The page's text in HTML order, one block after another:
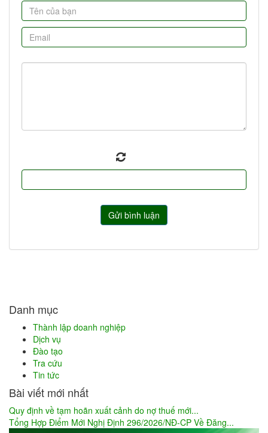
Danh mục
Thành lập doanh nghiệp
Dịch vụ
Đào tạo
Tra cứu
Tin tức
Bài viết mới nhất
Quy định về tạm hoãn xuất cảnh do nợ thuế mới...
Tổng Hợp Điểm Mới Nghị Định 296/2026/NĐ-CP Về Đăng...